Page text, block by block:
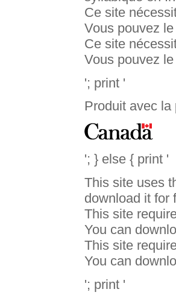
Ce site
Vous pouvez
Ce site
Vous pouvez
'; print '
Produit avec la
'; } else { print '
This site uses
download it for
This site
You can
This site
You can
'; print '